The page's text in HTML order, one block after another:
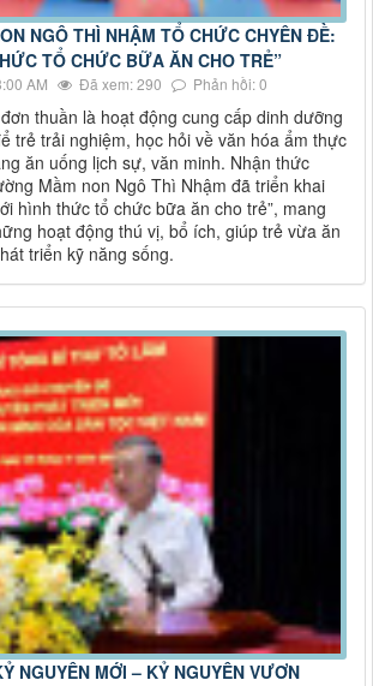
NGÔ THÌ NHẬM TỔ CHỨC CHYÊN ĐỀ:
TỔ CHỨC BỮA ĂN CHO TRẺ”
AM Đã xem: 290 Phản hồi: 0
thuần là hoạt động cung cấp dinh dưỡng
trẻ trải nghiệm, học hỏi về văn hóa ẩm thực
ăn uống lịch sự, văn minh. Nhận thức
Mầm non Ngô Thì Nhậm đã triển khai
hình thức tổ chức bữa ăn cho trẻ”, mang
hoạt động thú vị, bổ ích, giúp trẻ vừa ăn
triển kỹ năng sống.
NGUYÊN MỚI – KỶ NGUYÊN VƯƠN